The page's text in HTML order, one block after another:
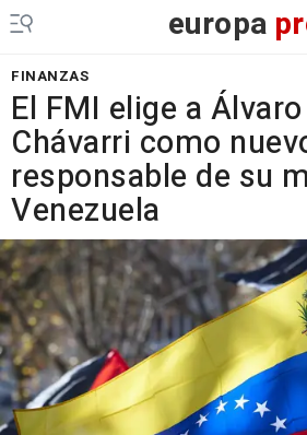
europa
FINANZAS
El FMI elige a
Chávarri como
responsable de su
Venezuela